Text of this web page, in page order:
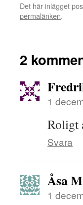
Det här inlägget
permalänken.
2
1
Roligt
Svara
Åsa
1